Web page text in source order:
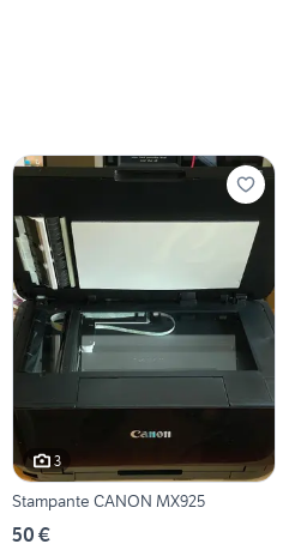
3
Stampante CANON MX925
50 €